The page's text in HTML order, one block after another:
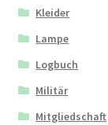
Kleider
Lampe
Logbuch
Militär
Mitgliedschaft